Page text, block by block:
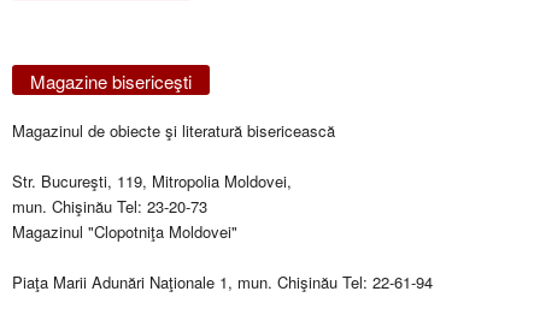
Magazine bisericeşti
Magazinul de obiecte şi literatură bisericească
Str. Bucureşti, 119, Mitropolia Moldovei,
mun. Chişinău Tel: 23-20-73
Magazinul "Clopotniţa Moldovei"
Piaţa Marii Adunări Naţionale 1, mun. Chişinău Tel: 22-61-94